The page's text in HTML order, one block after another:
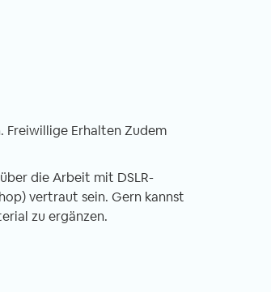
Freiwillige Erhalten Zudem
die Arbeit mit DSLR-
vertraut sein. Gern kannst
zu ergänzen.